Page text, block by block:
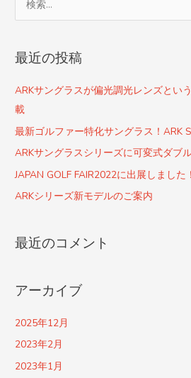
象
最近の投稿
ARKサングラスが偏光調光レンズとい
載
最新ゴルファー特化サングラス！ARK
ARKサングラスシリーズに可変式ダブ
JAPAN GOLF FAIR2022に出展しました！
ARKシリーズ新モデルのご案内
最近のコメント
アーカイブ
2025年12月
2023年2月
2023年1月